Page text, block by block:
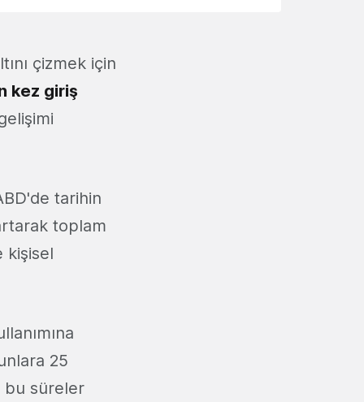
çizmek için
kez giriş
tarihin
toplam
kişisel
25
bu süreler